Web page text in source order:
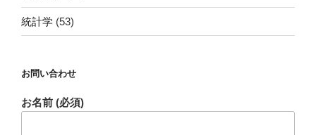
統計学 (53)
お問い合わせ
お名前 (必須)